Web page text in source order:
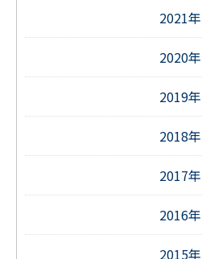
2021年
2020年
2019年
2018年
2017年
2016年
2015年